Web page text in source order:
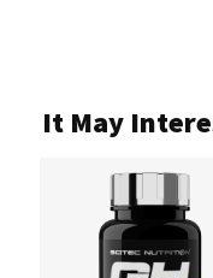
It May